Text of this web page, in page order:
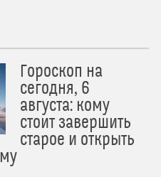
Гороскоп на
сегодня, 6
августа: кому
стоит завершить
старое и открыть